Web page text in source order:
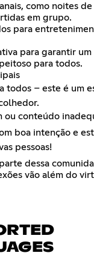
como noites
em grupo.
para
para garantir
para todos.
todos – este é um
ou conteúdo
boa intenção e
pessoas!
dessa
vão além do